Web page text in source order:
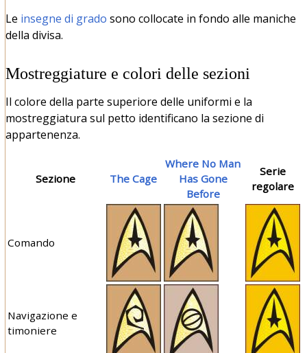
Le insegne di grado sono collocate in fondo alle maniche
della divisa.
Mostreggiature e colori delle sezioni
Il colore della parte superiore delle uniformi e la
mostreggiatura sul petto identificano la sezione di
appartenenza.
Sezione The Cage
Where No Man
Has Gone
Before
Serie
regolare
Comando
Navigazione e
timoniere